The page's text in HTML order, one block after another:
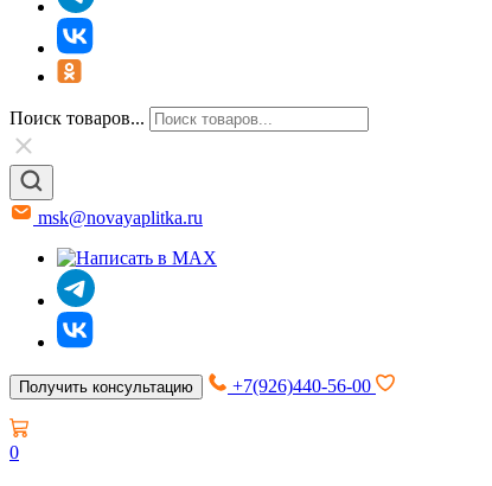
Поиск товаров...
msk@novayaplitka.ru
Получить консультацию +7(926)440-56-00
0